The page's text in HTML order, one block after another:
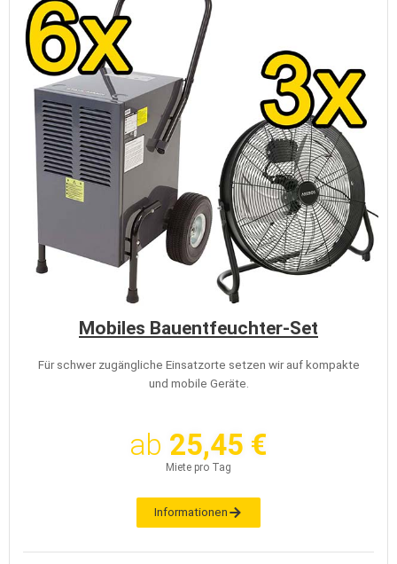
Mobiles Bauentfeuchter-Set
Für schwer zugängliche Einsatzorte setzen wir auf kompakte
und mobile Geräte.
ab 25,45 €
Miete pro Tag
Informationen